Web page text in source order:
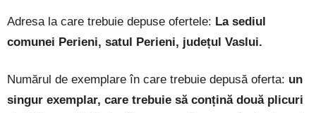
Adresa la care trebuie depuse ofertele: La sediul
comunei Perieni, satul Perieni, județul Vaslui.
Numărul de exemplare în care trebuie depusă oferta: un
singur exemplar, care trebuie să conțină două plicuri